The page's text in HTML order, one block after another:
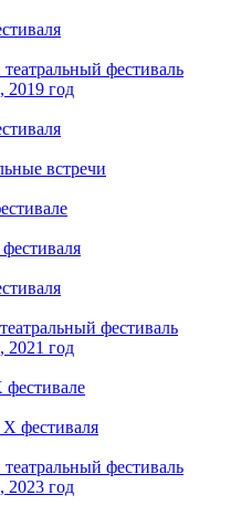
фестиваль
2019 год
встречи
фестиваль
2021 год
фестиваля
фестиваль
2023 год